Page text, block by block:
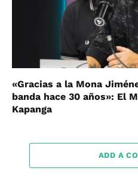
«Gracias a la Mona
banda hace 30 años»: El
Kapanga
ADD A